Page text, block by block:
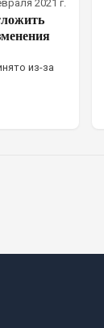
2021 г.
из-за